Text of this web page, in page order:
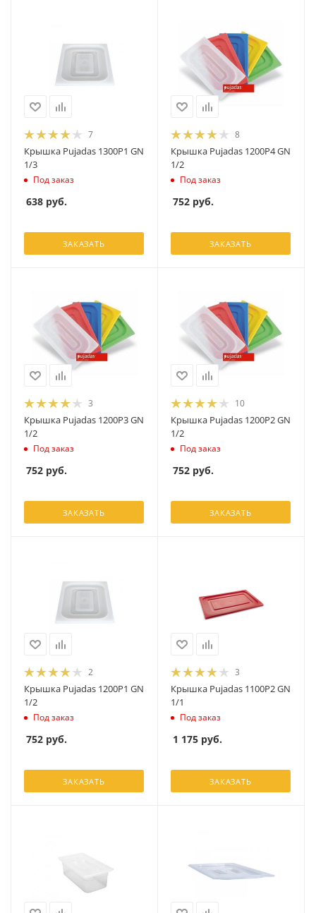
7
Крышка Pujadas 1300P1 GN
1/3
Под заказ
638 руб.
ЗАКАЗАТЬ
8
Крышка Pujadas 1200P4 GN
1/2
Под заказ
752 руб.
ЗАКАЗАТЬ
3
Крышка Pujadas 1200P3 GN
1/2
Под заказ
752 руб.
ЗАКАЗАТЬ
10
Крышка Pujadas 1200P2 GN
1/2
Под заказ
752 руб.
ЗАКАЗАТЬ
2
Крышка Pujadas 1200P1 GN
1/2
Под заказ
752 руб.
ЗАКАЗАТЬ
3
Крышка Pujadas 1100P2 GN
1/1
Под заказ
1 175 руб.
ЗАКАЗАТЬ